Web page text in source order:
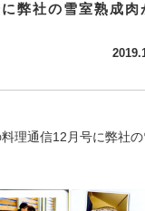
弊社の雪室熟成肉
理通信12月号に弊社